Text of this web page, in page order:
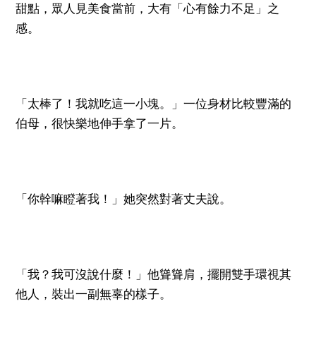
甜點，眾人見美食當前，大有「心有餘力不足」之
感。
「太棒了！我就吃這一小塊。」一位身材比較豐滿的
伯母，很快樂地伸手拿了一片。
「你幹嘛瞪著我！」她突然對著丈夫說。
「我？我可沒說什麼！」他聳聳肩，擺開雙手環視其
他人，裝出一副無辜的樣子。